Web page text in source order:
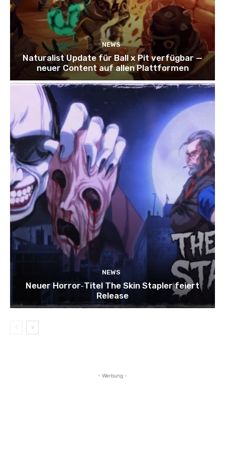
NEWS
Naturalist Update für Ball x Pit verfügbar —
neuer Content auf allen Plattformen
NEWS
Neuer Horror‑Titel The Skin Stapler feiert
Release
- Werbung -